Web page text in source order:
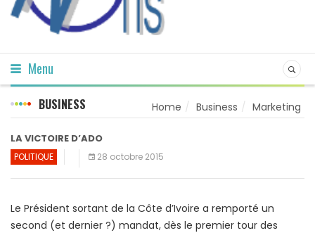
Menu
BUSINESS Home Business Marketing
LA VICTOIRE D’ADO
POLITIQUE 28 octobre 2015
Le Président sortant de la Côte d’Ivoire a remporté un
second (et dernier ?) mandat, dès le premier tour des